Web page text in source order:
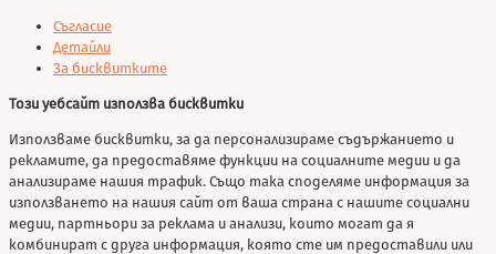
Съгласие
Детайли
За бисквитките
Този уебсайт използва бисквитки
Използваме бисквитки, за да персонализираме съдържанието и
рекламите, да предоставяме функции на социалните медии и да
анализираме нашия трафик. Също така споделяме информация за
използването на нашия сайт от ваша страна с нашите социални
медии, партньори за реклама и анализи, които могат да я
комбинират с друга информация, която сте им предоставили или